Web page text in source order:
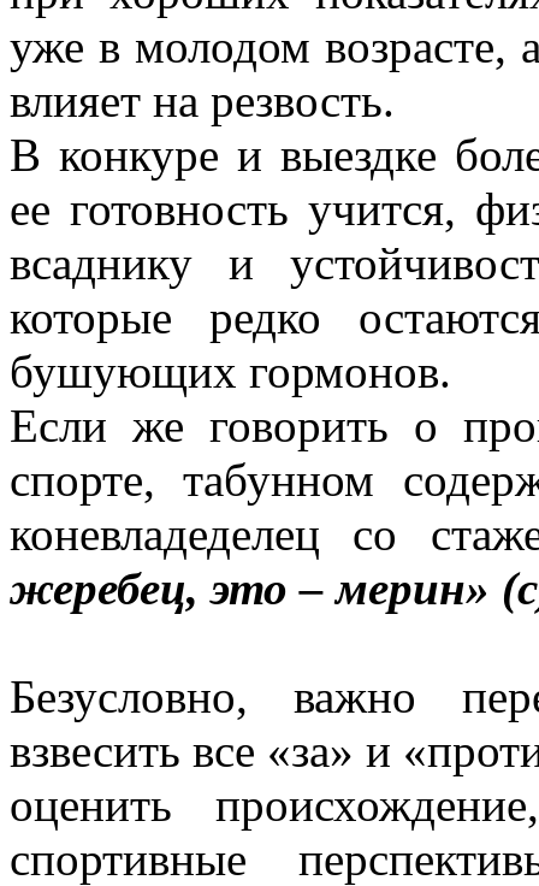
уже в молодом возрасте,
влияет на резвость.
В конкуре и выездке
ее готовность учится,
всаднику и
которые редко
бушующих гормонов.
Если же говорить о
спорте, табунном
коневладеделец со
жеребец, это – мерин»
Безусловно, важно
взвесить все «за» и
оценить
спортивные